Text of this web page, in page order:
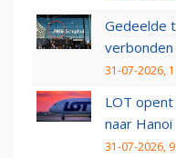
Gedeelde
verbonden
31-07-2026,
LOT
naar Hanoi
31-07-2026,